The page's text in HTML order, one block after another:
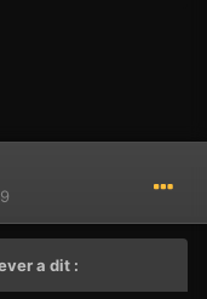
a dit :